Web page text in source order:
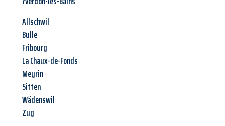
Allschwil
Bulle
Fribourg
La Chaux-de-Fonds
Meyrin
Sitten
Wädenswil
Zug